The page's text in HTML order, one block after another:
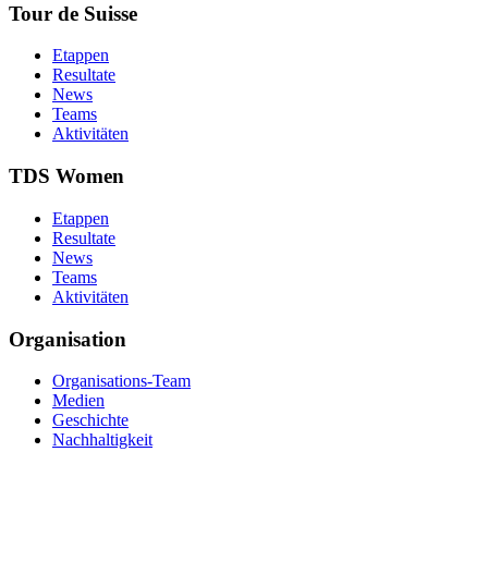
Tour de Suisse
Etappen
Resultate
News
Teams
Aktivitäten
TDS Women
Etappen
Resultate
News
Teams
Aktivitäten
Organisation
Organisations-Team
Medien
Geschichte
Nachhaltigkeit